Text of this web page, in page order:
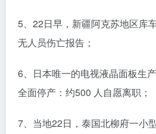
5、22日早，新疆阿克苏地区库
无人员伤亡报告；
6、日本唯一的电视液晶面板生
全面停产：约500 人自愿离职；
7、当地22日，泰国北柳府一小